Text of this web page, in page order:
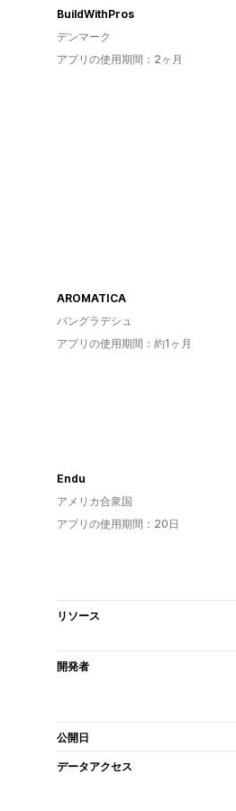
BuildWithPros
デンマーク
アプリの使用期間：2ヶ月
AROMATICA
バングラデシュ
アプリの使用期間：約1ヶ月
Endu
アメリカ合衆国
アプリの使用期間：20日
リソース
開発者
公開日
データアクセス